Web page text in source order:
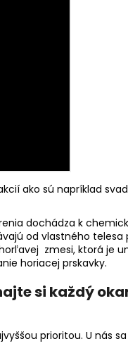
ako sú napríklad
dochádza k
od vlastného telesa
zmesi, ktorá je
horiacej prskavky.
si každý
prioritou. U nás